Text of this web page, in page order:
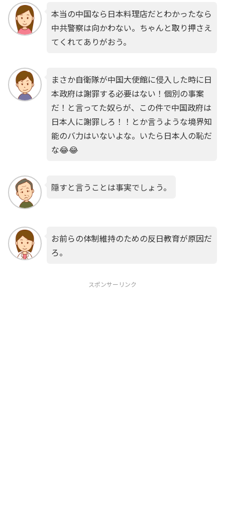
本当の中国なら日本料理店だとわかったなら
中共警察は向かわない。ちゃんと取り押さえ
てくれてありがおう。
まさか自衛隊が中国大使館に侵入した時に日
本政府は謝罪する必要はない！個別の事案
だ！と言ってた奴らが、この件で中国政府は
日本人に謝罪しろ！！とか言うような境界知
能のバ力はいないよな。いたら日本人の恥だ
な😂😂
隠すと言うことは事実でしょう。
お前らの体制維持のための反日教育が原因だ
ろ。
スポンサーリンク